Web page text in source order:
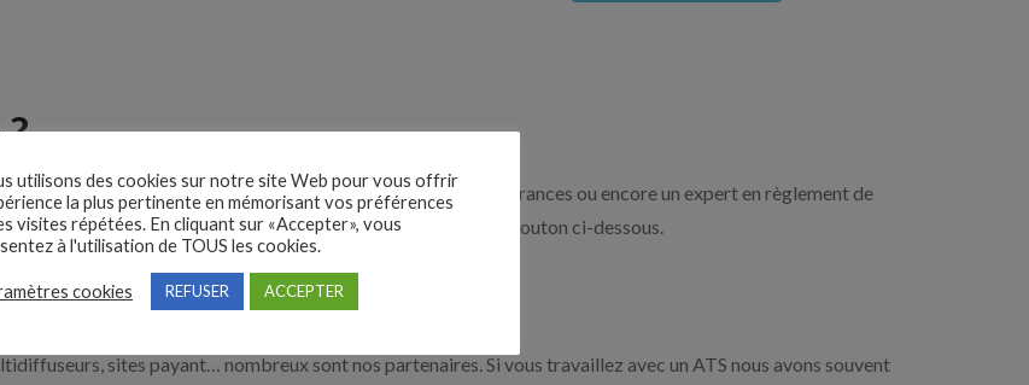
par exemple un chargé de clientèle, un courtier en assurances ou encore un expert en règlement de
nos solutions pour vous aider à recruter en cliquant sur le bouton ci-dessous.
Nos solutions entreprises
sites payant… nombreux sont nos partenaires. Si vous travaillez avec un ATS nous avons souvent
utilisons des cookies sur notre site Web pour vous offrir
la plus pertinente en mémorisant vos préférences
visites répétées. En cliquant sur «Accepter», vous
à l'utilisation de TOUS les cookies.
cookies REFUSER ACCEPTER